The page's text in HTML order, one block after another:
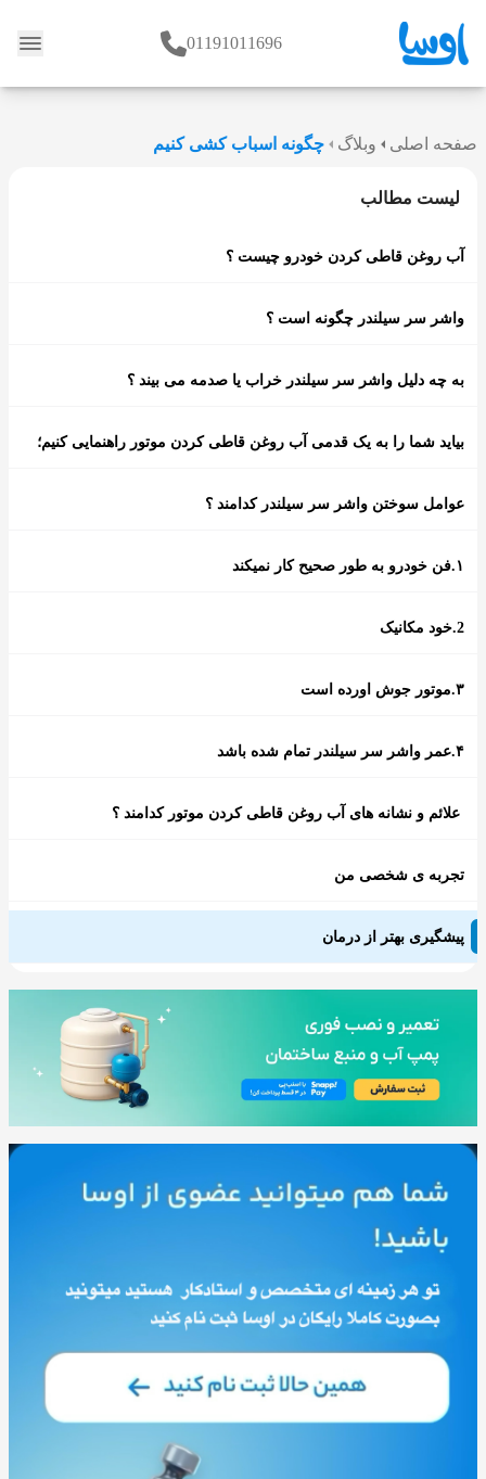
وبلاگ 01191011696
صفحه اصلی وبلاگ چگونه اسباب کشی کنیم
لیست مطالب
آب روغن قاطی کردن خودرو چیست ؟
واشر سر سیلندر چگونه است ؟
به چه دلیل واشر سر سیلندر خراب یا صدمه می بیند ؟
بیاید شما را به یک قدمی آب روغن قاطی کردن موتور راهنمایی کنیم؛
عوامل سوختن واشر سر سیلندر کدامند ؟
۱.فن خودرو به طور صحیح کار نمیکند
2.خود مکانیک
۳.موتور جوش اورده است
۴.عمر واشر سر سیلندر تمام شده باشد
علائم و نشانه های آب روغن قاطی کردن موتور کدامند ؟
تجربه ی شخصی من
پیشگیری بهتر از درمان